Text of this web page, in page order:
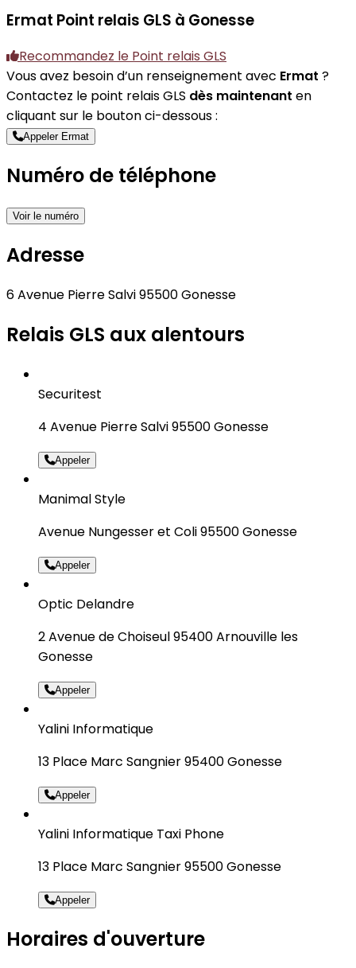
Ermat Point relais GLS à Gonesse
Recommandez le Point relais GLS
Vous avez besoin d’un renseignement avec Ermat ?
Contactez le point relais GLS dès maintenant en
cliquant sur le bouton ci-dessous :
Appeler Ermat
Numéro de téléphone
Voir le numéro
Adresse
6 Avenue Pierre Salvi 95500 Gonesse
Relais GLS aux alentours
Securitest
4 Avenue Pierre Salvi 95500 Gonesse
Appeler
Manimal Style
Avenue Nungesser et Coli 95500 Gonesse
Appeler
Optic Delandre
2 Avenue de Choiseul 95400 Arnouville les
Gonesse
Appeler
Yalini Informatique
13 Place Marc Sangnier 95400 Gonesse
Appeler
Yalini Informatique Taxi Phone
13 Place Marc Sangnier 95500 Gonesse
Appeler
Horaires d'ouverture